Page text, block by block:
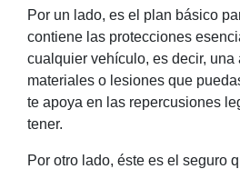
Por un lado, es el plan básico
contiene las protecciones
cualquier vehículo, es decir,
materiales o lesiones que
te apoya en las repercusiones
tener.
Por otro lado, éste es el seguro